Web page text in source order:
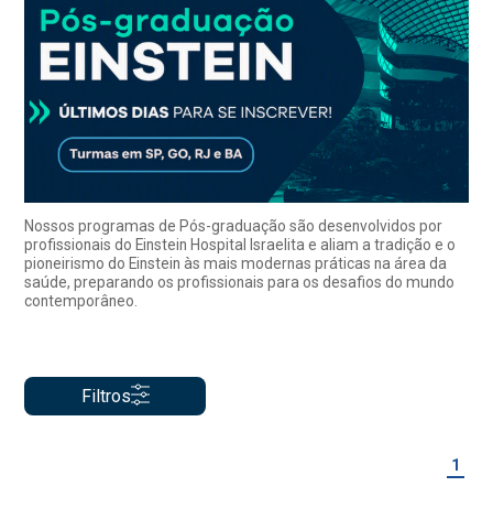
Nossos programas de Pós-graduação são desenvolvidos por
profissionais do Einstein Hospital Israelita e aliam a tradição e o
pioneirismo do Einstein às mais modernas práticas na área da
saúde, preparando os profissionais para os desafios do mundo
contemporâneo.
Filtros
1